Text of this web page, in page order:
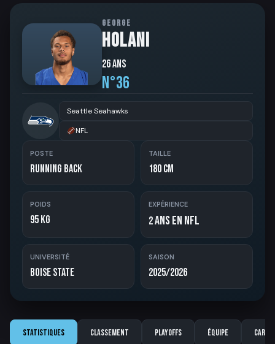
GEORGE
HOLANI
26 ans
N°36
Seattle Seahawks
NFL
POSTE
Running Back
TAILLE
180 cm
POIDS
95 kg
EXPÉRIENCE
2ans en NFL
UNIVERSITÉ
Boise State
SAISON
2025/2026
Statistiques Classement Playoffs Équipe